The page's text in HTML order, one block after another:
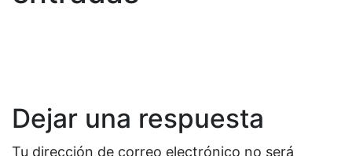
Dejar una respuesta
Tu dirección de correo electrónico no será